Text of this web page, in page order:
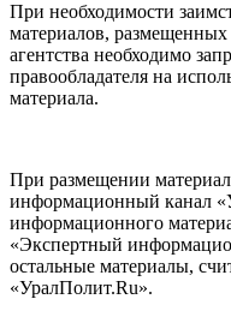
При необходимости
материалов,
агентства необходимо
правообладателя на
материала.
При размещении
информационный канал
информационного
«Экспертный
остальные материалы,
«УралПолит.Ru».